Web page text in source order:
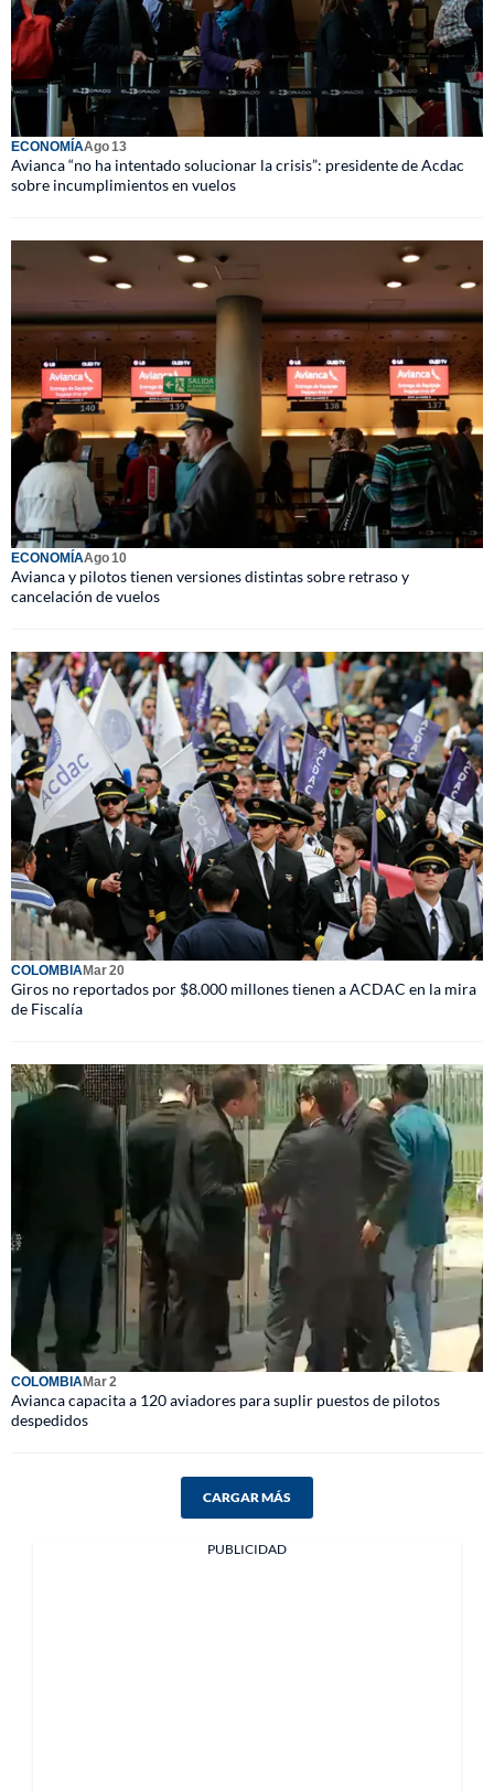
ECONOMÍAAgo 13
Avianca “no ha intentado solucionar la crisis”: presidente de Acdac
sobre incumplimientos en vuelos
ECONOMÍAAgo 10
Avianca y pilotos tienen versiones distintas sobre retraso y
cancelación de vuelos
COLOMBIAMar 20
Giros no reportados por $8.000 millones tienen a ACDAC en la mira
de Fiscalía
COLOMBIAMar 2
Avianca capacita a 120 aviadores para suplir puestos de pilotos
despedidos
CARGAR MÁS
PUBLICIDAD